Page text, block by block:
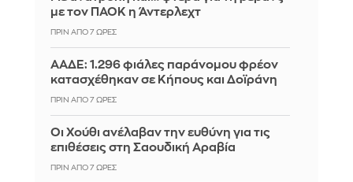
με τον ΠΑΟΚ η Άντερλεχτ
ΠΡΙΝ ΑΠΌ 7 ΏΡΕΣ
ΑΑΔΕ: 1.296 φιάλες παράνομου φρέον
κατασχέθηκαν σε Κήπους και Δοϊράνη
ΠΡΙΝ ΑΠΌ 7 ΏΡΕΣ
Οι Χούθι ανέλαβαν την ευθύνη για τις
επιθέσεις στη Σαουδική Αραβία
ΠΡΙΝ ΑΠΌ 7 ΏΡΕΣ